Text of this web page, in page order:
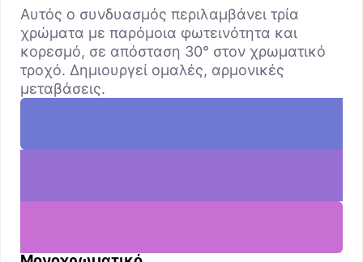
Αυτός ο συνδυασμός περιλαμβάνει τρία
χρώματα με παρόμοια φωτεινότητα και
κορεσμό, σε απόσταση 30° στον χρωματικό
τροχό. Δημιουργεί ομαλές, αρμονικές
μεταβάσεις.